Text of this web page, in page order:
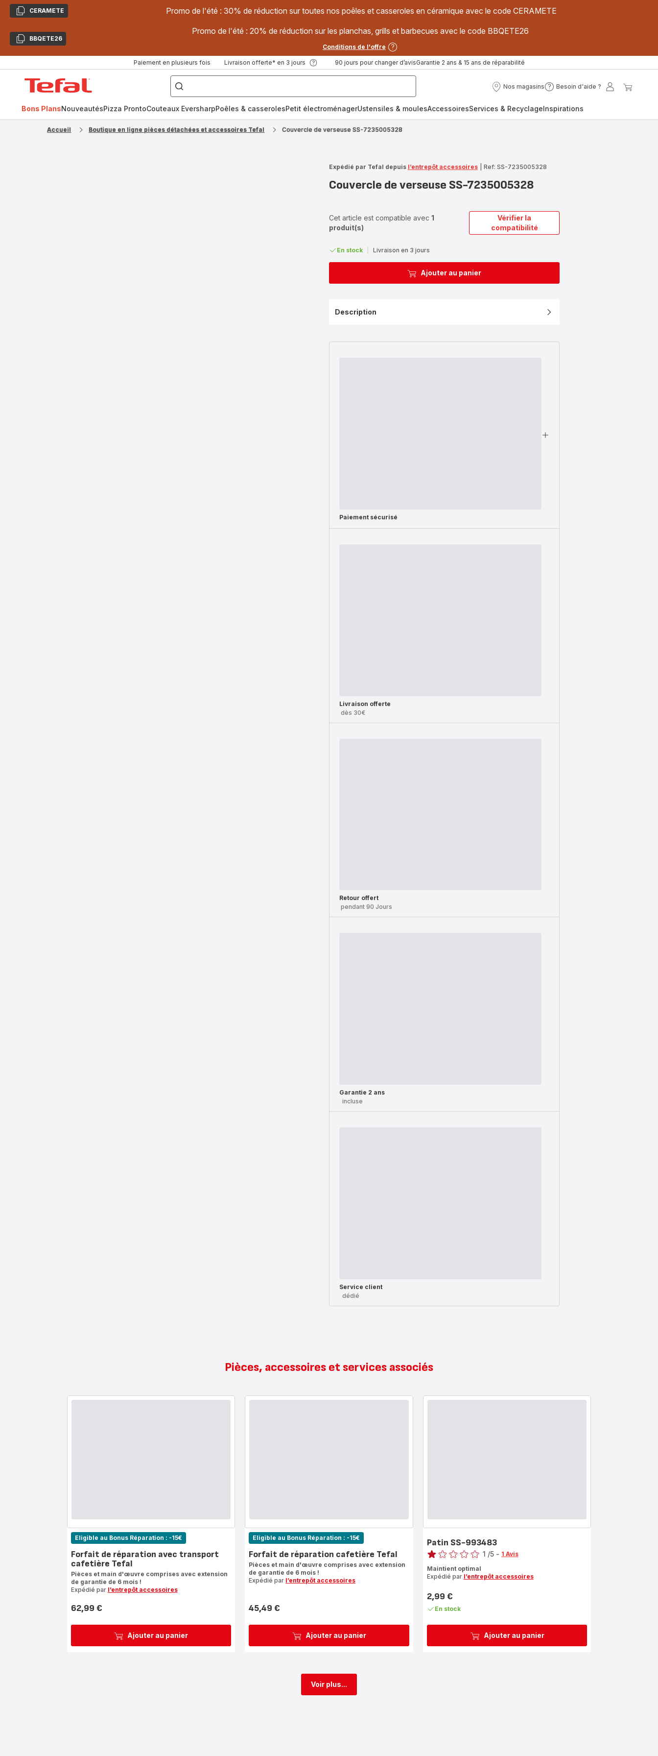
CopierCERAMETE Promo de l'été : 30% de réduction sur toutes nos poêles et casseroles en céramique avec le code CERAMETE
CopierBBQETE26
Promo de l'été : 20% de réduction sur les planchas, grills et barbecues avec le code BBQETE26
Conditions de l'offre
Paiement en plusieurs fois Livraison offerte* en 3 jours 90 jours pour changer d’avisGarantie 2 ans & 15 ans de réparabilité
["Poêles
inox,
Cake
Factory,
Nos magasins
Nos
Besoin d'aide ?
Besoin
?
Mon
Bons PlansNouveautésPizza ProntoCouteaux EversharpPoêles & casserolesPetit électroménagerUstensiles & moulesAccessoiresServices & RecyclageInspirations
Accueil Boutique en ligne pièces détachées et accessoires Tefal Couvercle de verseuse SS-7235005328
Expédié par Tefal depuis l’entrepôt accessoires Ref: SS-7235005328
Couvercle de verseuse SS-7235005328
Cet article est compatible avec 1
produit(s)
Vérifier la
compatibilité
En stock Livraison en 3 jours
Ajouter au panier
Description
Paiement sécurisé
Livraison offerte
dès 30€
Retour offert
pendant 90 Jours
Garantie 2 ans
incluse
Service client
dédié
Pièces, accessoires et services associés
Ajouter au panier
Eligible au Bonus Réparation : -15€
Forfait de réparation avec transport
cafetière Tefal
Pièces et main d'œuvre comprises avec extension
de garantie de 6 mois !
Expédié par l’entrepôt accessoires
Prix
62,99 €
Ajouter au panier
Eligible au Bonus Réparation : -15€
Forfait de réparation cafetière Tefal
Pièces et main d'œuvre comprises avec extension
de garantie de 6 mois !
Expédié par l’entrepôt accessoires
Prix
45,49 €
Ajouter au panier
Patin SS-993483
Note
1
étoile
(moyenne)
1 /5 - 1 Avis
Maintient optimal
Expédié par l’entrepôt accessoires
Prix
2,99 €
En stock
Voir plus...